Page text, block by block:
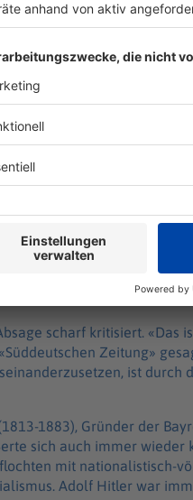
Das schadet dem
scharf kritisiert. «Das
Zeitung»
ist durch
1883), Gründer der
sich auch immer wieder
mit nationalistisch-
Adolf Hitler war